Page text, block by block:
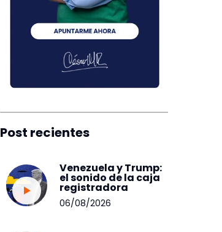
Post recientes
Venezuela y Trump:
el sonido de la caja
registradora
06/08/2026